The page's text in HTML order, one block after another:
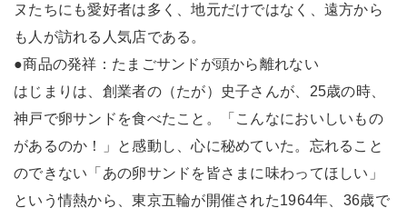
ヌたちにも愛好者は多く、地元だけではなく、遠方から
も人が訪れる人気店である。
●商品の発祥：たまごサンドが頭から離れない
はじまりは、創業者の（たが）史子さんが、25歳の時、
神戸で卵サンドを食べたこと。「こんなにおいしいもの
があるのか！」と感動し、心に秘めていた。忘れること
のできない「あの卵サンドを皆さまに味わってほしい」
という情熱から、東京五輪が開催された1964年、36歳で